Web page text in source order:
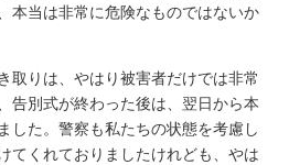
本当は非常に危険なものではないか
取りは、やはり被害者だけでは非常
告別式が終わった後は、翌日から本
した。警察も私たちの状態を考慮し
てくれておりましたけれども、やは